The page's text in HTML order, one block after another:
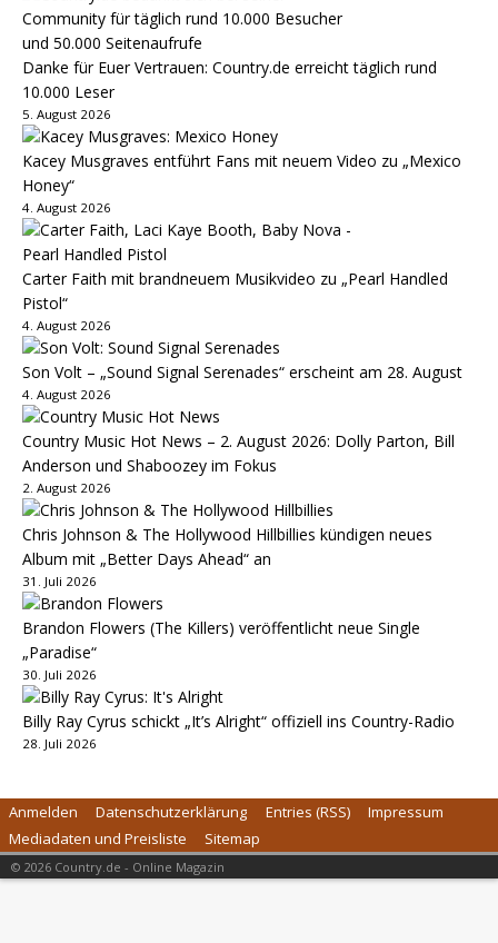
Danke für Euer Vertrauen: Country.de erreicht täglich rund
10.000 Leser
5. August 2026
Kacey Musgraves entführt Fans mit neuem Video zu „Mexico
Honey“
4. August 2026
Carter Faith mit brandneuem Musikvideo zu „Pearl Handled
Pistol“
4. August 2026
Son Volt – „Sound Signal Serenades“ erscheint am 28. August
4. August 2026
Country Music Hot News – 2. August 2026: Dolly Parton, Bill
Anderson und Shaboozey im Fokus
2. August 2026
Chris Johnson & The Hollywood Hillbillies kündigen neues
Album mit „Better Days Ahead“ an
31. Juli 2026
Brandon Flowers (The Killers) veröffentlicht neue Single
„Paradise“
30. Juli 2026
Billy Ray Cyrus schickt „It’s Alright“ offiziell ins Country-Radio
28. Juli 2026
Anmelden Datenschutzerklärung Entries (RSS)
Impressum
Mediadaten und Preisliste
Sitemap
© 2026 Country.de - Online Magazin